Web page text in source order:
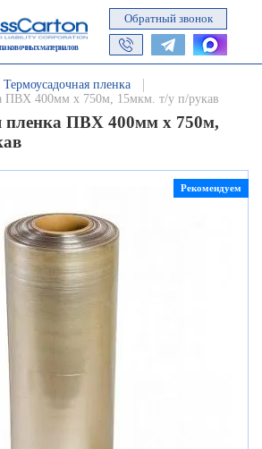
материалов
Обратный звонок
Термоусадочная пленка
ПВХ 400мм х 750м, 15мкм. т/у п/рукав
пленка ПВХ 400мм х 750м,
Рекомендуем